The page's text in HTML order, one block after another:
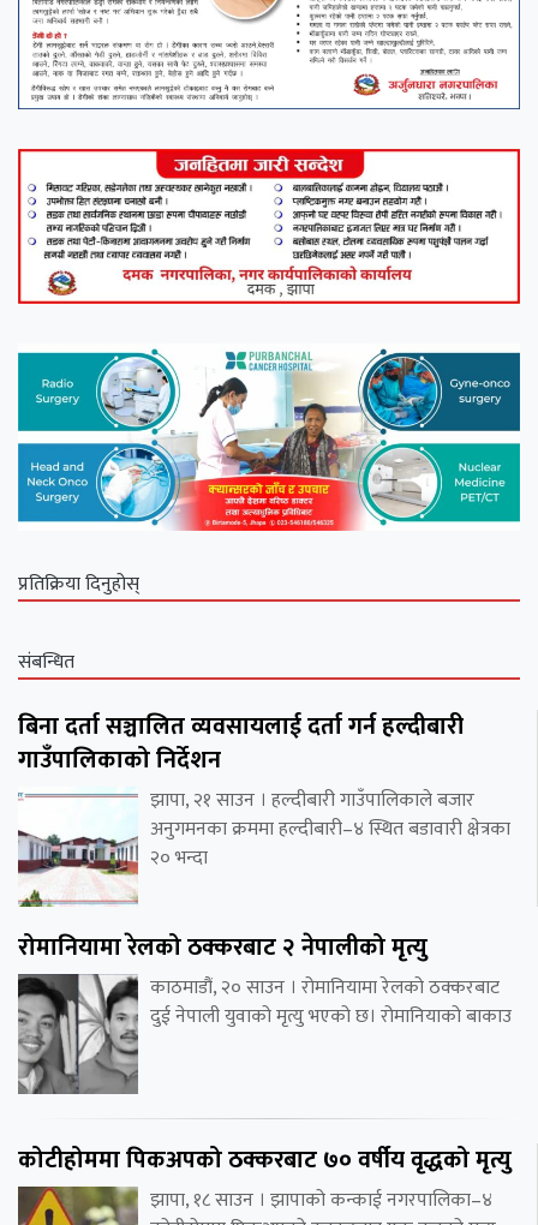
प्रतिक्रिया दिनुहोस्
संबन्धित
बिना दर्ता सञ्चालित व्यवसायलाई दर्ता गर्न हल्दीबारी
गाउँपालिकाको निर्देशन
झापा, २१ साउन । हल्दीबारी गाउँपालिकाले बजार
अनुगमनका क्रममा हल्दीबारी–४ स्थित बडावारी क्षेत्रका
२० भन्दा
रोमानियामा रेलको ठक्करबाट २ नेपालीको मृत्यु
काठमाडौं, २० साउन । रोमानियामा रेलको ठक्करबाट
दुई नेपाली युवाको मृत्यु भएको छ। रोमानियाको बाकाउ
कोटीहोममा पिकअपको ठक्करबाट ७० वर्षीय वृद्धको मृत्यु
झापा, १८ साउन । झापाको कन्काई नगरपालिका–४